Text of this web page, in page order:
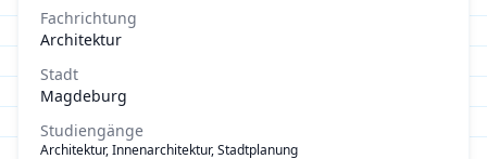
Fachrichtung
Architektur
Stadt
Magdeburg
Studiengänge
Architektur, Innenarchitektur, Stadtplanung